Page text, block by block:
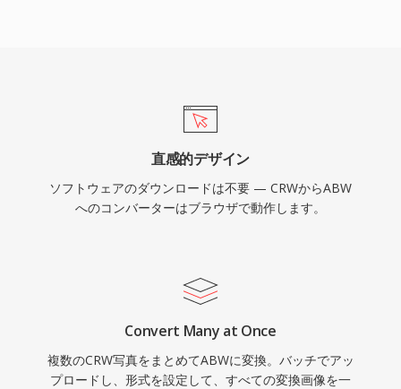
直感的デザイン
ソフトウェアのダウンロードは不要 — CRWからABW
へのコンバーターはブラウザで動作します。
Convert Many at Once
複数のCRW写真をまとめてABWに変換。バッチでアッ
プロードし、形式を設定して、すべての変換画像を一